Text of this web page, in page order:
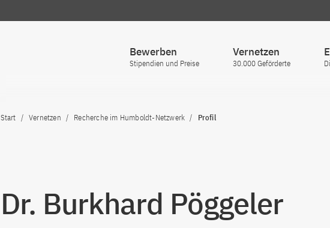
Bewerben
Stipendien und Preise
Vernetzen
30.000 Geförderte
Start Vernetzen Recherche im Humboldt-Netzwerk Profil
Dr. Burkhard Pöggeler